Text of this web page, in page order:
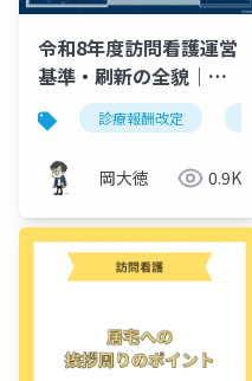
令和8年度訪問看護運営
基準・刷新の全貌｜コ
ンプライアンスと安全
管理体制構築のブルー
プリント
診療報酬改定
岡大徳 0.9K